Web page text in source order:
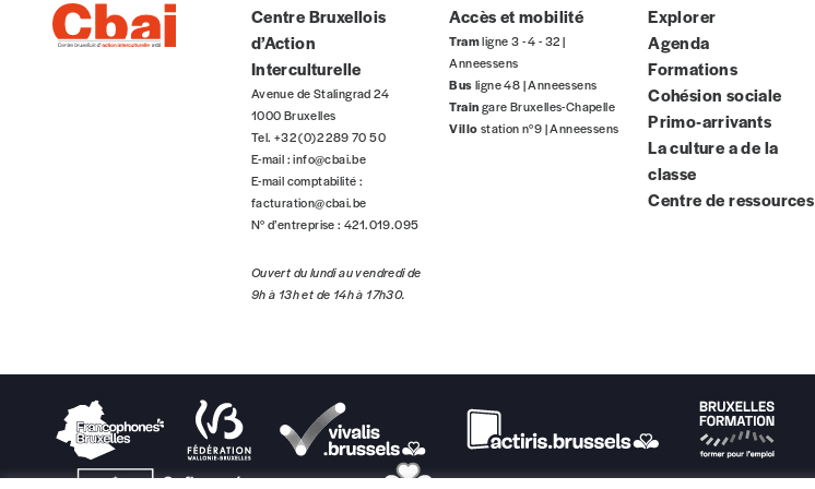
E-mail
Je souhaite recevoir une facture
Centre Bruxellois
d’Action
Interculturelle
Avenue de Stalingrad 24
1000 Bruxelles
Tel. +32 (0)2 289 70 50
E-mail :info@cbai.be
E-mail comptabilité :
facturation@cbai.be
N° d’entreprise : 421.019.095
Ouvert du lundi au vendredi de
9h à 13h et de 14h à 17h30.
Accès et mobilité
Tramligne 3 - 4 - 32 |
Anneessens
Busligne 48 | Anneessens
Traingare Bruxelles-Chapelle
Villostation n°9 | Anneessens
Explorer
Agenda
Formations
Cohésion sociale
Primo-arrivants
La culture a de la
classe
Centre de ressources